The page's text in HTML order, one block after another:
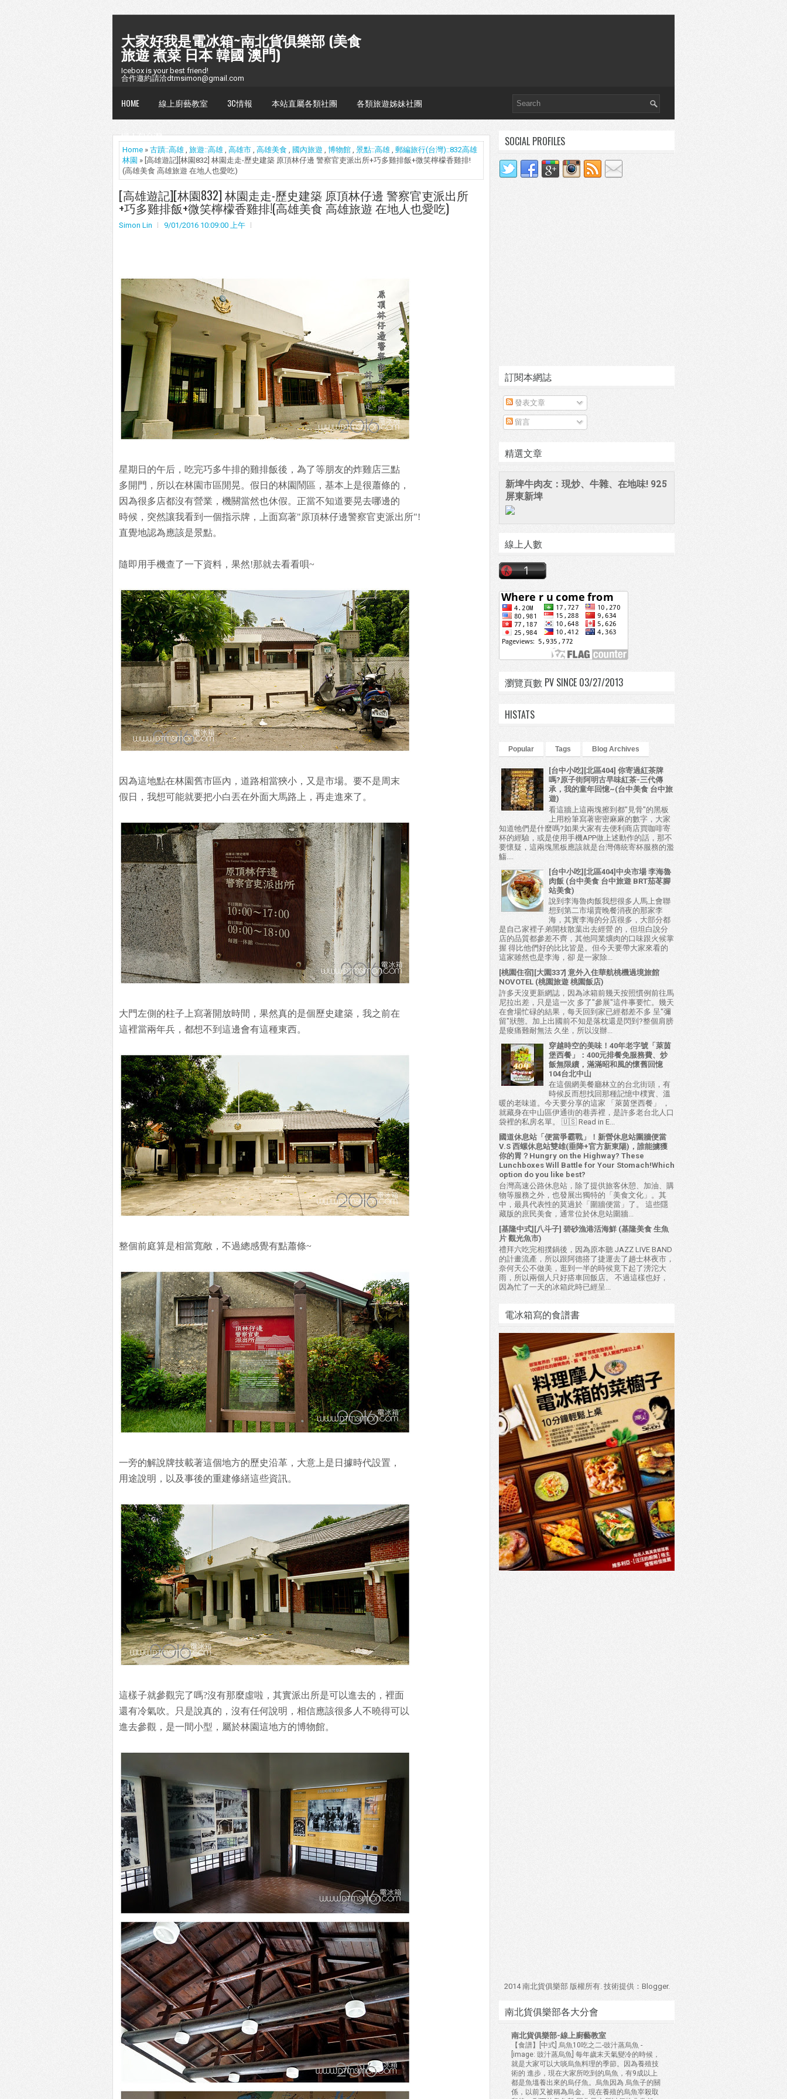
大家好我是電冰箱~南北貨俱樂部 (美食
旅遊 煮菜 日本 韓國 澳門)
Icebox is your best friend!
合作邀約請洽dtmsimon@gmail.com
HOME 線上廚藝教室 3C情報 本站直屬各類社團 各類旅遊姊妹社團
懶人包台灣
Home » 古蹟::高雄 , 旅遊::高雄 , 高雄市 , 高雄美食 , 國內旅遊 , 博物館 , 景點::高雄 , 郵編旅行(台灣)::832高雄
林園 » [高雄遊記][林園832] 林園走走-歷史建築 原頂林仔邊 警察官吏派出所+巧多雞排飯+微笑檸檬香雞排!
(高雄美食 高雄旅遊 在地人也愛吃)
[高雄遊記][林園832] 林園走走-歷史建築 原頂林仔邊 警察官吏派出所
+巧多雞排飯+微笑檸檬香雞排!(高雄美食 高雄旅遊 在地人也愛吃)
Simon Lin 9/01/2016 10:09:00 上午
星期日的午后，吃完巧多牛排的雞排飯後，為了等朋友的炸雞店三點
多開門，所以在林園市區閒晃。假日的林園鬧區，基本上是很蕭條的，
因為很多店都沒有營業，機關當然也休假。正當不知道要晃去哪邊的
時候，突然讓我看到一個指示牌，上面寫著"原頂林仔邊警察官吏派出所"!
直覺地認為應該是景點。
隨即用手機查了一下資料，果然!那就去看看唄~
因為這地點在林園舊市區內，道路相當狹小，又是市場。要不是周末
假日，我想可能就要把小白丟在外面大馬路上，再走進來了。
大門左側的柱子上寫著開放時間，果然真的是個歷史建築，我之前在
這裡當兩年兵，都想不到這邊會有這種東西。
整個前庭算是相當寬敞，不過總感覺有點蕭條~
一旁的解說牌技載著這個地方的歷史沿革，大意上是日據時代設置，
用途說明，以及事後的重建修繕這些資訊。
這樣子就參觀完了嗎?沒有那麼虛啦，其實派出所是可以進去的，裡面
還有冷氣吹。只是說真的，沒有任何說明，相信應該很多人不曉得可以
進去參觀，是一間小型，屬於林園這地方的博物館。
SOCIAL PROFILES
訂閱本網誌
發表文章
留言
精選文章
新埤牛肉友：現炒、牛雜、在地味! 925
屏東新埤
線上人數
瀏覽頁數 PV SINCE 03/27/2013
HISTATS
Popular Tags Blog Archives
[台中小吃][北區404] 你寄過紅茶牌
嗎?原子街阿明古早味紅茶-三代傳
承，我的童年回憶~(台中美食 台中旅
遊)
看這牆上這兩塊擦到都"見骨"的黑板
上用粉筆寫著密密麻麻的數字，大家
知道牠們是什麼嗎?如果大家有去便利商店買咖啡寄
杯的經驗，或是使用手機APP做上述動作的話，那不
要懷疑，這兩塊黑板應該就是台灣傳統寄杯服務的濫
觴....
[台中小吃][北區404]中央市場 李海魯
肉飯 (台中美食 台中旅遊 BRT茄苳腳
站美食)
說到李海魯肉飯我想很多人馬上會聯
想到第二市場賣晚餐消夜的那家李
海，其實李海的分店很多，大部分都
是自己家裡子弟開枝散葉出去經營 的，但坦白說分
店的品質都參差不齊，其他同業爌肉的口味跟火候掌
握 得比他們好的比比皆是。但今天要帶大家來看的
這家雖然也是李海，卻 是一家除...
[桃園住宿][大園337] 意外入住華航桃機過境旅館
NOVOTEL (桃園旅遊 桃園飯店)
許多天沒更新網誌，因為冰箱前幾天按照慣例前往馬
尼拉出差，只是這一次 多了"參展"這件事要忙。幾天
在會場忙碌的結果，每天回到家已經都差不多 呈"彌
留"狀態。加上出國前不知是落枕還是閃到?整個肩膀
是痠痛難耐無法 久坐，所以沒辦...
穿越時空的美味！40年老字號「萊茵
堡西餐」：400元排餐免服務費、炒
飯無限續，滿滿昭和風的懷舊回憶
104台北中山
在這個網美餐廳林立的台北街頭，有
時候反而想找回那種記憶中樸實、溫
暖的老味道。今天要分享的這家 「萊茵堡西餐」 ，
就藏身在中山區伊通街的巷弄裡，是許多老台北人口
袋裡的私房名單。 🇺🇸 Read in E...
國道休息站「便當爭霸戰」！新營休息站圍牆便當
V.S 西螺休息站雙雄(垂降+官方新東陽)，誰能擄獲
你的胃？Hungry on the Highway? These
Lunchboxes Will Battle for Your Stomach!Which
option do you like best?
台灣高速公路休息站，除了提供旅客休憩、加油、購
物等服務之外，也發展出獨特的「美食文化」。其
中，最具代表性的莫過於「圍牆便當」了。 這些隱
藏版的庶民美食，通常位於休息站圍牆...
[基隆中式][八斗子] 碧砂漁港活海鮮 (基隆美食 生魚
片 觀光魚市)
禮拜六吃完相撲鍋後，因為原本聽 JAZZ LIVE BAND
的計畫流產，所以跟阿德搭了捷運去了趟士林夜市，
奈何天公不做美，逛到一半的時候竟下起了滂沱大
雨，所以兩個人只好搭車回飯店。 不過這樣也好，
因為忙了一天的冰箱此時已經呈...
電冰箱寫的食譜書
2014 南北貨俱樂部 版權所有. 技術提供： Blogger.
南北貨俱樂部各大分會
南北貨俱樂部-線上廚藝教室
【食譜】[中式] 烏魚10吃之二-豉汁蒸烏魚 -
[image: 豉汁蒸烏魚] 每年歲末天氣變冷的時候，
就是大家可以大啖烏魚料理的季節。因為養殖技
術的 進步，現在大家所吃到的烏魚，有9成以上
都是魚塭養出來的烏仔魚。烏魚因為 烏魚子的關
係，以前又被稱為烏金。現在養殖的烏魚宰殺取